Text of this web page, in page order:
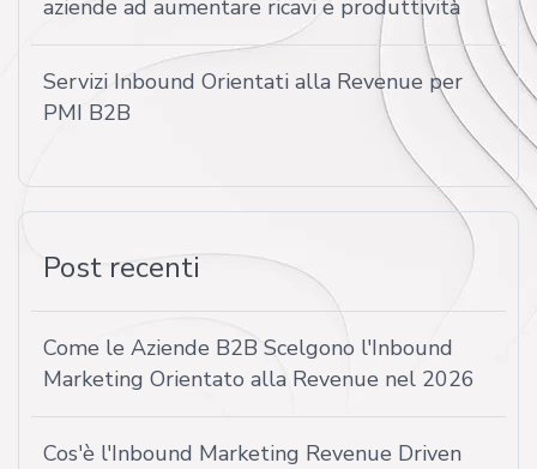
aziende ad aumentare ricavi e produttività
Servizi Inbound Orientati alla Revenue per
PMI B2B
Post recenti
Come le Aziende B2B Scelgono l'Inbound
Marketing Orientato alla Revenue nel 2026
Cos'è l'Inbound Marketing Revenue Driven